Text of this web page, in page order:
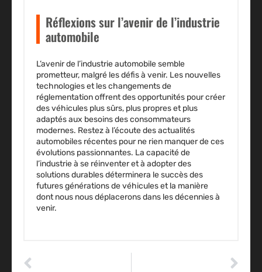
Réflexions sur l’avenir de l’industrie
automobile
L’avenir de l’industrie automobile semble
prometteur, malgré les défis à venir. Les nouvelles
technologies et les changements de
réglementation offrent des opportunités pour créer
des véhicules plus sûrs, plus propres et plus
adaptés aux besoins des consommateurs
modernes. Restez à l’écoute desactualités
automobiles récentes pour ne rien manquer de ces
évolutions passionnantes. La capacité de
l’industrie à se réinventer et à adopter des
solutions durables déterminera le succès des
futures générations de véhicules et la manière
dont nous nous déplacerons dans les décennies à
venir.